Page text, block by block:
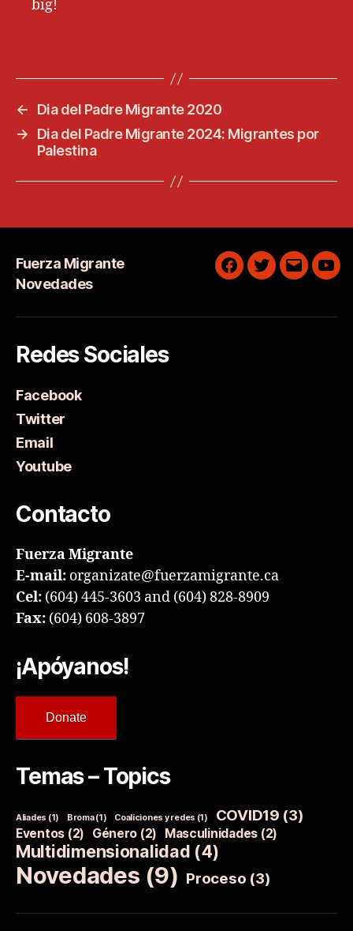
big!
←
Dia del Padre Migrante 2020
→
Dia del Padre Migrante 2024: Migrantes por
Palestina
Fuerza Migrante
Novedades
Facebook
TwitterEmail
Redes Sociales
Facebook
Twitter
Email
Youtube
Contacto
Fuerza Migrante
E-mail: organizate@fuerzamigrante.ca
Cel: (604) 445-3603 and (604) 828-8909
Fax: (604) 608-3897
¡Apóyanos!
Donate
Temas – Topics
Aliades (1) Broma(1) Coaliciones y redes (1) COVID19 (3)
Eventos (2) Género (2) Masculinidades (2)
Multidimensionalidad (4)
Novedades (9) Proceso (3)